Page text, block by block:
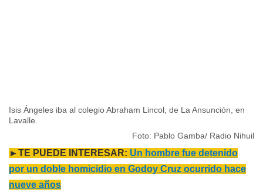
Isis Ángeles iba al colegio Abraham Lincol, de La Ansunción, en
Lavalle.
Foto: Pablo Gamba/ Radio Nihuil
►TE PUEDE INTERESAR: Un hombre fue detenido
por un doble homicidio en Godoy Cruz ocurrido hace
nueve años